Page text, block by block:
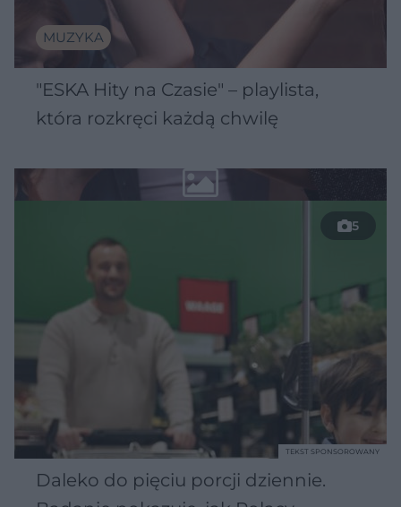
MUZYKA
"ESKA Hity na Czasie" – playlista,
która rozkręci każdą chwilę
5
Daleko do pięciu porcji dziennie.
TEKST SPONSOROWANY